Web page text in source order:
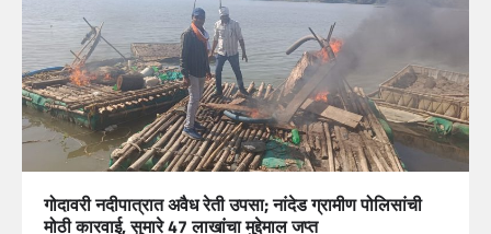
गोदावरी नदीपात्रात अवैध रेती उपसा; नांदेड ग्रामीण पोलिसांची
मोठी कारवाई, सुमारे 47 लाखांचा मुद्देमाल जप्त